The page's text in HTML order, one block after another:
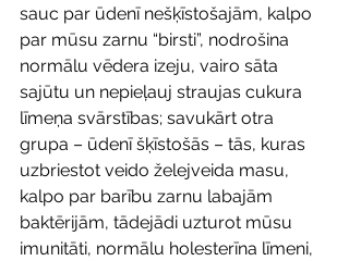
sauc par ūdenī nešķīstošajām, kalpo
par mūsu zarnu “birsti”, nodrošina
normālu vēdera izeju, vairo sāta
sajūtu un nepieļauj straujas cukura
līmeņa svārstības; savukārt otra
grupa – ūdenī šķīstošās – tās, kuras
uzbriestot veido želejveida masu,
kalpo par barību zarnu labajām
baktērijām, tādejādi uzturot mūsu
imunitāti, normālu holesterīna līmeni,